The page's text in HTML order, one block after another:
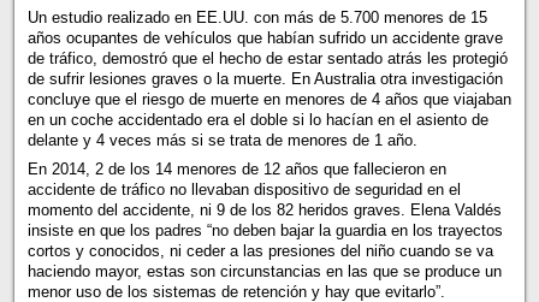
Un estudio realizado en EE.UU. con más de 5.700 menores de 15
años ocupantes de vehículos que habían sufrido un accidente grave
de tráfico, demostró que el hecho de estar sentado atrás les protegió
de sufrir lesiones graves o la muerte. En Australia otra investigación
concluye que el riesgo de muerte en menores de 4 años que viajaban
en un coche accidentado era el doble si lo hacían en el asiento de
delante y 4 veces más si se trata de menores de 1 año.
En 2014, 2 de los 14 menores de 12 años que fallecieron en
accidente de tráfico no llevaban dispositivo de seguridad en el
momento del accidente, ni 9 de los 82 heridos graves. Elena Valdés
insiste en que los padres “no deben bajar la guardia en los trayectos
cortos y conocidos, ni ceder a las presiones del niño cuando se va
haciendo mayor, estas son circunstancias en las que se produce un
menor uso de los sistemas de retención y hay que evitarlo”.